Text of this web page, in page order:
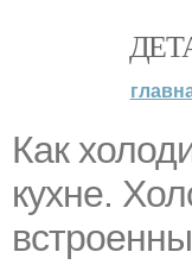
Как
кухне.